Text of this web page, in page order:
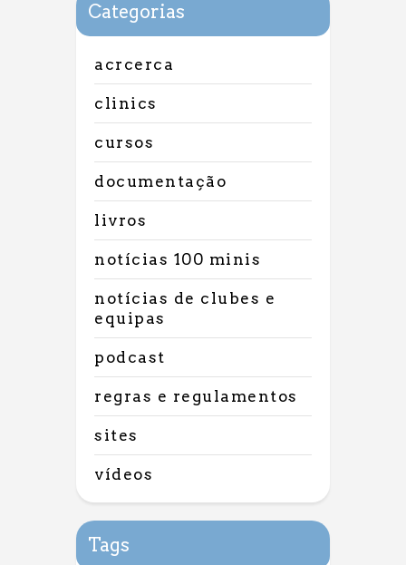
Categorias
acrcerca
clinics
cursos
documentação
livros
notícias 100 minis
notícias de clubes e
equipas
podcast
regras e regulamentos
sites
vídeos
Tags